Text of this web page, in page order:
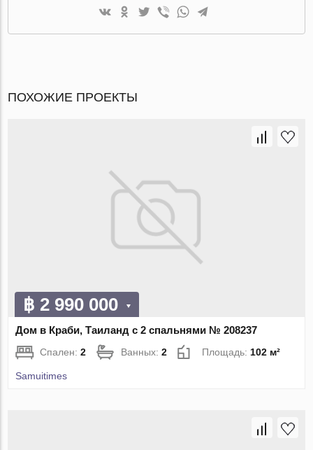
ПОХОЖИЕ ПРОЕКТЫ
฿ 2 990 000
Дом в Краби, Таиланд с 2 спальнями № 208237
Спален:2 Ванных:2 Площадь:102 м²
Samuitimes